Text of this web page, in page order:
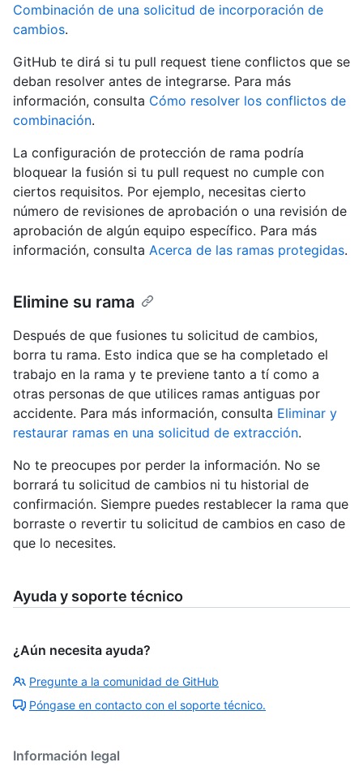
Combinación de una solicitud de incorporación de
cambios.
GitHub te dirá si tu pull request tiene conflictos que se
deban resolver antes de integrarse. Para más
información, consulta Cómo resolver los conflictos de
combinación.
La configuración de protección de rama podría
bloquear la fusión si tu pull request no cumple con
ciertos requisitos. Por ejemplo, necesitas cierto
número de revisiones de aprobación o una revisión de
aprobación de algún equipo específico. Para más
información, consulta Acerca de las ramas protegidas.
Elimine su rama
Después de que fusiones tu solicitud de cambios,
borra tu rama. Esto indica que se ha completado el
trabajo en la rama y te previene tanto a tí como a
otras personas de que utilices ramas antiguas por
accidente. Para más información, consulta Eliminar y
restaurar ramas en una solicitud de extracción.
No te preocupes por perder la información. No se
borrará tu solicitud de cambios ni tu historial de
confirmación. Siempre puedes restablecer la rama que
borraste o revertir tu solicitud de cambios en caso de
que lo necesites.
Ayuda y soporte técnico
¿Aún necesita ayuda?
Pregunte a la comunidad de GitHub
Póngase en contacto con el soporte técnico.
Información legal